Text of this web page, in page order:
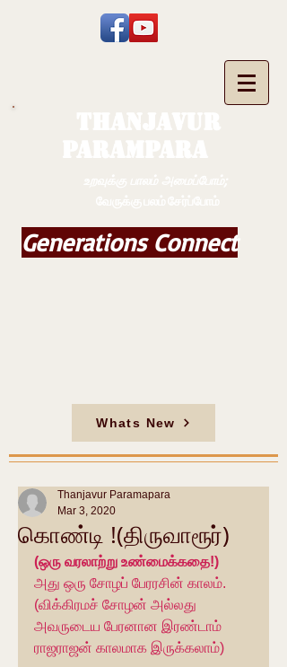
Generations Connect
Whats New
கொண்டி !(திருவாரூர்)
Thanjavur Paramapara
Mar 3, 2020
(ஒரு வரலாற்று உண்மைக்கதை!)
அது ஒரு சோழப் பேரரசின் காலம்.
(விக்கிரமச் சோழன் அல்லது
அவருடைய பேரனான இரண்டாம்
ராஜராஜன் காலமாக இருக்கலாம்)